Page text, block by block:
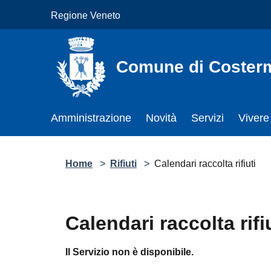
Regione Veneto
Comune di
Amministrazione Novità Servizi Vivere
Home > Rifiuti > Calendari raccolta rifiuti
Calendari raccolta rifiuti
Il Servizio non è disponibile.